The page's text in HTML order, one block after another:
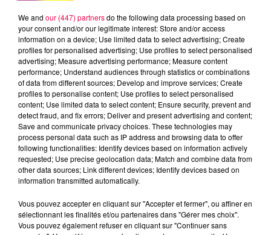
VIENT-LEXPRESSION-AVOIR-UNE-MEMOIRE-
DELEPHANT.mp3
We and our (447) partnersdo the following data processing based on
your consent and/or our legitimate interest: Store and/or access
information on a device; Use limited data to select advertising; Create
profiles for personalised advertising; Use profiles to select personalised
advertising; Measure advertising performance; Measure content
performance; Understand audiences through statistics or combinations
of data from different sources; Develop and improve services; Create
profiles to personalise content; Use profiles to select personalised
content; Use limited data to select content; Ensure security, prevent and
detect fraud, and fix errors; Deliver and present advertising and content;
Save and communicate privacy choices. These technologies may
process personal data such as IP address and browsing data to offer
following functionalities: Identify devices based on information actively
requested; Use precise geolocation data; Match and combine data from
other data sources; Link different devices; Identify devices based on
information transmitted automatically.
Vous pouvez accepter en cliquant sur "Accepter et fermer", ou affiner en
sélectionnant les finalités et/ou partenaires dans "Gérer mes choix".
Vous pouvez également refuser en cliquant sur "Continuer sans